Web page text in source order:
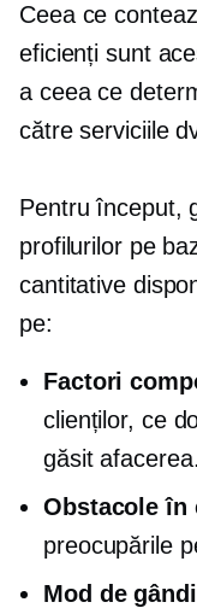
Ceea ce
eficienți sunt
a ceea ce
către serviciile
Pentru început,
profilurilor pe
cantitative
pe:
Factori
clienților, ce
găsit afacerea.
Obstacole în
preocupările
Mod de